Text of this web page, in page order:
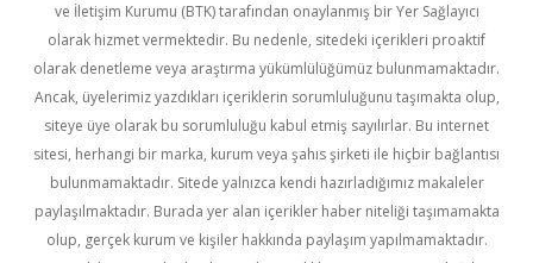
ve İletişim Kurumu (BTK) tarafından onaylanmış bir Yer Sağlayıcı
olarak hizmet vermektedir. Bu nedenle, sitedeki içerikleri proaktif
olarak denetleme veya araştırma yükümlülüğümüz bulunmamaktadır.
Ancak, üyelerimiz yazdıkları içeriklerin sorumluluğunu taşımakta olup,
siteye üye olarak bu sorumluluğu kabul etmiş sayılırlar. Bu internet
sitesi, herhangi bir marka, kurum veya şahıs şirketi ile hiçbir bağlantısı
bulunmamaktadır. Sitede yalnızca kendi hazırladığımız makaleler
paylaşılmaktadır. Burada yer alan içerikler haber niteliği taşımamakta
olup, gerçek kurum ve kişiler hakkında paylaşım yapılmamaktadır.